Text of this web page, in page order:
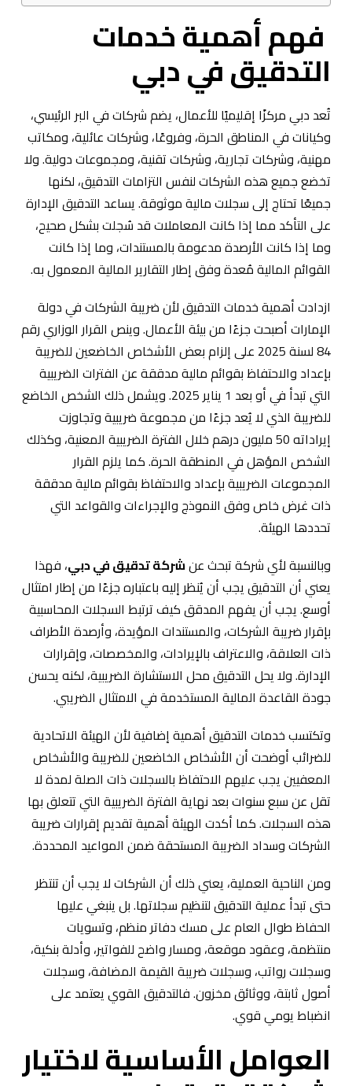
فهم أهمية خدمات
التدقيق في دبي
تُعد دبي مركزًا إقليميًا للأعمال، يضم شركات في البر الرئيسي،
وكيانات في المناطق الحرة، وفروعًا، وشركات عائلية، ومكاتب
مهنية، وشركات تجارية، وشركات تقنية، ومجموعات دولية. ولا
تخضع جميع هذه الشركات لنفس التزامات التدقيق، لكنها
جميعًا تحتاج إلى سجلات مالية موثوقة. يساعد التدقيق الإدارة
على التأكد مما إذا كانت المعاملات قد سُجلت بشكل صحيح،
وما إذا كانت الأرصدة مدعومة بالمستندات، وما إذا كانت
القوائم المالية مُعدة وفق إطار التقارير المالية المعمول به.
ازدادت أهمية خدمات التدقيق لأن ضريبة الشركات في دولة
الإمارات أصبحت جزءًا من بيئة الأعمال. وينص القرار الوزاري رقم
84 لسنة 2025 على إلزام بعض الأشخاص الخاضعين للضريبة
بإعداد والاحتفاظ بقوائم مالية مدققة عن الفترات الضريبية
التي تبدأ في أو بعد 1 يناير 2025. ويشمل ذلك الشخص الخاضع
للضريبة الذي لا يُعد جزءًا من مجموعة ضريبية وتجاوزت
إيراداته 50 مليون درهم خلال الفترة الضريبية المعنية، وكذلك
الشخص المؤهل في المنطقة الحرة. كما يلزم القرار
المجموعات الضريبية بإعداد والاحتفاظ بقوائم مالية مدققة
ذات غرض خاص وفق النموذج والإجراءات والقواعد التي
تحددها الهيئة.
وبالنسبة لأي شركة تبحث عنشركة تدقيق في دبي، فهذا
يعني أن التدقيق يجب أن يُنظر إليه باعتباره جزءًا من إطار امتثال
أوسع. يجب أن يفهم المدقق كيف ترتبط السجلات المحاسبية
بإقرار ضريبة الشركات، والمستندات المؤيدة، وأرصدة الأطراف
ذات العلاقة، والاعتراف بالإيرادات، والمخصصات، وإقرارات
الإدارة. ولا يحل التدقيق محل الاستشارة الضريبية، لكنه يحسن
جودة القاعدة المالية المستخدمة في الامتثال الضريبي.
وتكتسب خدمات التدقيق أهمية إضافية لأن الهيئة الاتحادية
للضرائب أوضحت أن الأشخاص الخاضعين للضريبة والأشخاص
المعفيين يجب عليهم الاحتفاظ بالسجلات ذات الصلة لمدة لا
تقل عن سبع سنوات بعد نهاية الفترة الضريبية التي تتعلق بها
هذه السجلات. كما أكدت الهيئة أهمية تقديم إقرارات ضريبة
الشركات وسداد الضريبة المستحقة ضمن المواعيد المحددة.
ومن الناحية العملية، يعني ذلك أن الشركات لا يجب أن تنتظر
حتى تبدأ عملية التدقيق لتنظيم سجلاتها. بل ينبغي عليها
الحفاظ طوال العام على مسك دفاتر منظم، وتسويات
منتظمة، وعقود موقعة، ومسار واضح للفواتير، وأدلة بنكية،
وسجلات رواتب، وسجلات ضريبة القيمة المضافة، وسجلات
أصول ثابتة، ووثائق مخزون. فالتدقيق القوي يعتمد على
انضباط يومي قوي.
العوامل الأساسية لاختيار